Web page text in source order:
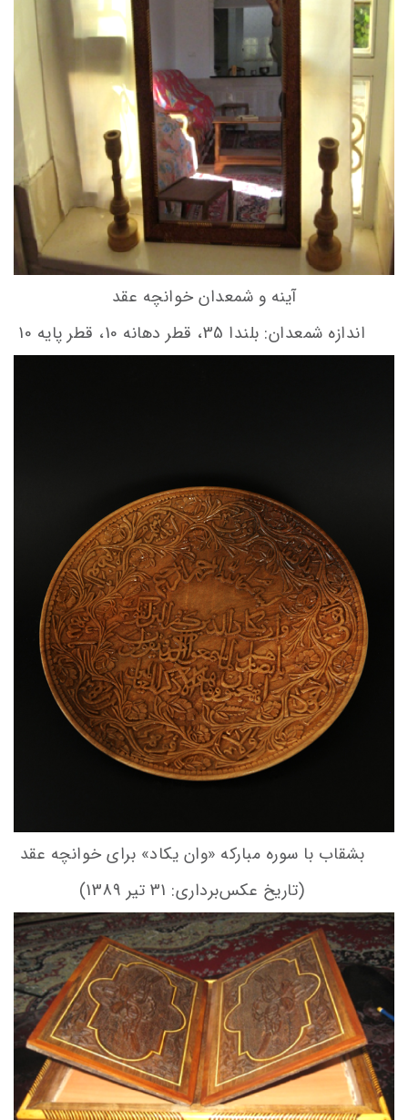
آینه و شمعدان خوانچه عقد
اندازه شمعدان: بلندا 35، قطر دهانه 10، قطر پایه 10
بشقاب با سوره مبارکه «وان یکاد» برای خوانچه عقد
(تاریخ عکس‌برداری: 31 تیر 1389)